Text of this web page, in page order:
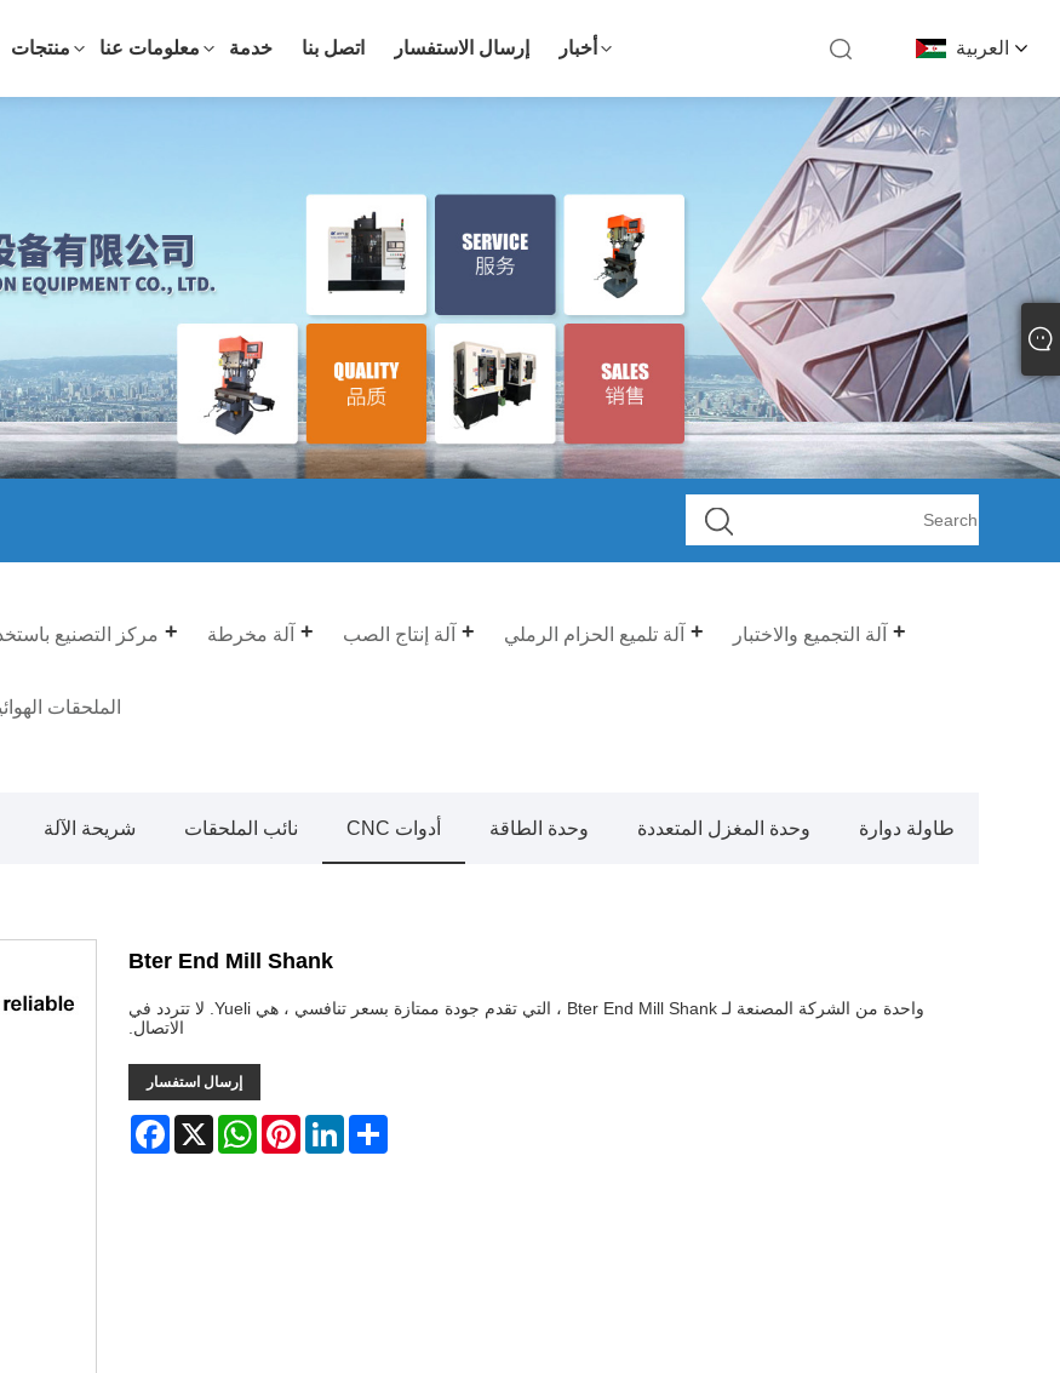
العربية منتجات معلومات عنا خدمة اتصل بنا إرسال الاستفسار أخبار
مركز التصنيع آلة مخرطة آلة إنتاج الصب آلة تلميع الحزام الرملي آلة التجميع والاختبار
الملحقات
طاولة دوارة وحدة المغزل المتعددة وحدة الطاقة أدوات CNC نائب الملحقات شريحة الآلة
Bter End Mill Shank
واحدة من الشركة المصنعة لـ Bter End Mill Shank ، التي تقدم جودة ممتازة بسعر تنافسي ، هي Yueli. لا تتردد في
الاتصال.
إرسال استفسار
Facebook X
WhatsAppPinterestLinkedInShare